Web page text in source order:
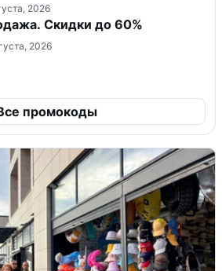
2026
Скидки до 60%
2026
промокоды